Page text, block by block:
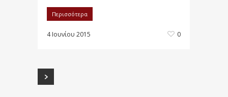
Περισσότερα
4 Ιουνίου 2015 0